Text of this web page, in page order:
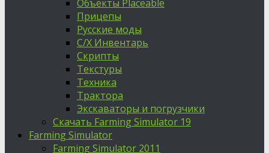
Объекты Placeable
Прицепы
Русские моды
С/Х Инвентарь
Скрипты
Текстуры
Техника
Трактора
Экскаваторы и погрузчики
Скачать Farming Simulator 19
Farming Simulator
Farming Simulator 2011